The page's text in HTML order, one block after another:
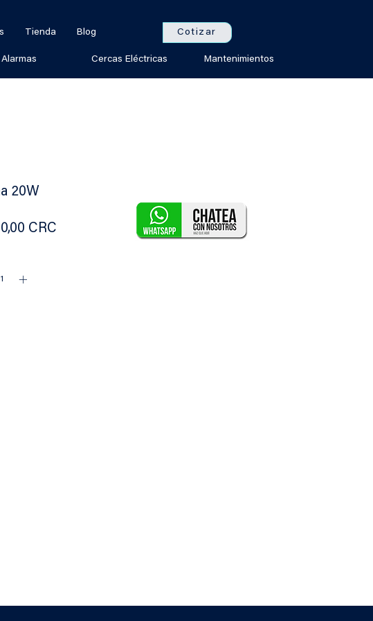
Tienda Blog Cotizar
Alarmas Cercas Eléctricas Mantenimientos
20W
CRC